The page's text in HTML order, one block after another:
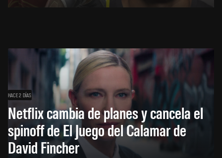
HACE 2 DÍAS
Netflix cambia de planes y cancela el
spinoff de El Juego del Calamar de
David Fincher